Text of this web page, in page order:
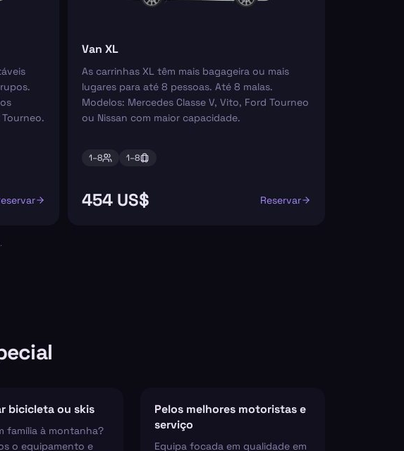
Van XL
As carrinhas XL têm mais bagageira ou mais
lugares para até 8 pessoas. Até 8 malas.
Modelos: Mercedes Classe V, Vito, Ford Tourneo
ou Nissan com maior capacidade.
1–8 1–8
454 US$ Reservar
bicicleta ou skis
família à montanha?
o equipamento e
Pelos melhores motoristas e
serviço
Equipa focada em qualidade em